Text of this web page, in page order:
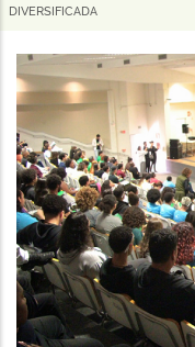
de
navegação
DIVERSIFICADA